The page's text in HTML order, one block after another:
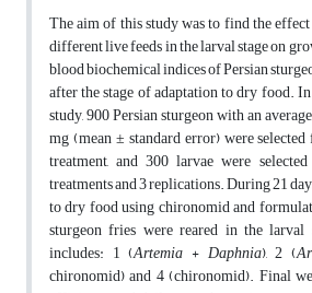
The aim of this study was to find the
different live feeds in the larval stage on
blood biochemical indices of Persian
after the stage of adaptation to dry food.
study, 900 Persian sturgeon with an
mg (mean ± standard error) were
treatment, and 300 larvae were
treatments and 3 replications. During 21
to dry food using chironomid and
sturgeon fries were reared in the larval
includes: 1 (Artemia + Daphnia), 2 (
chironomid) and 4 (chironomid). Final